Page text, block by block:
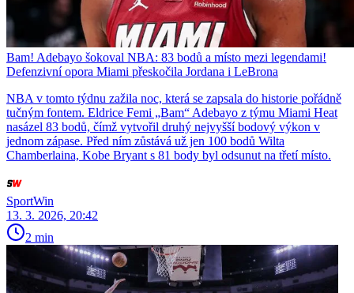
Bam! Adebayo šokoval NBA: 83 bodů a místo mezi legendami!
Defenzivní opora Miami přeskočila Jordana i LeBrona
NBA v tomto týdnu zažila noc, která se zapsala do historie pořádně
tučným fontem. Eldrice Femi „Bam“ Adebayo z týmu Miami Heat
nasázel 83 bodů, čímž vytvořil druhý nejvyšší bodový výkon v
jednom zápase. Před ním zůstává už jen 100 bodů Wilta
Chamberlaina, Kobe Bryant s 81 body byl odsunut na třetí místo.
SportWin
13. 3. 2026, 20:42
2 min